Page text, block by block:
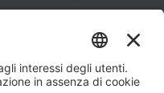
20134, Milano
07936030159
i cookies per